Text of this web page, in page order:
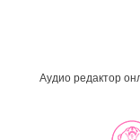
Аудио редактор